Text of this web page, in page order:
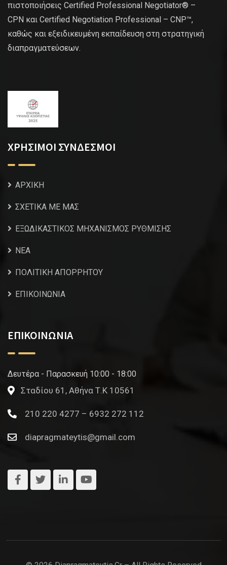
πιστοποιήσεις Certified Professional Negotiator® –
CPN και Certified Negotiation Professional – CNP™,
καθώς και εξειδικευμένη εκπαίδευση στη στρατηγική
διαπραγματεύσεων.
ΧΡΗΣΙΜΟΙ ΣΥΝΔΕΣΜΟΙ
ΑΡΧΙΚΗ
ΣΧΕΤΙΚΑ ΜΕ ΜΑΣ
ΕΞΩΔΙΚΑΣΤΙΚΟΣ ΜΗΧΑΝΙΣΜΟΣ ΡΥΘΜΙΣΗΣ
NEA
ΠΟΛΙΤΙΚΗ ΑΠΟΡΡΗΤΟΥ
ΕΠΙΚΟΙΝΩΝΙΑ
ΕΠΙΚΟΙΝΩΝΙΑ
Δευτέρα - Παρασκευή 10:00 - 18:00
Σταδίου 61, Αθήνα Τ.Κ 10561
210 220 4277 – 6932 272 112
diapragmateytis@gmail.com